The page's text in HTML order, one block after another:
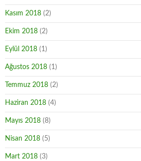
Kasım 2018 (2)
Ekim 2018 (2)
Eylül 2018 (1)
Ağustos 2018 (1)
Temmuz 2018 (2)
Haziran 2018 (4)
Mayıs 2018 (8)
Nisan 2018 (5)
Mart 2018 (3)